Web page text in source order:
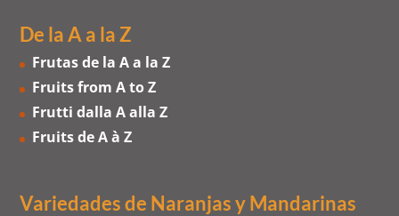
De la A a la Z
Frutas de la A a la Z
Fruits from A to Z
Frutti dalla A alla Z
Fruits de A à Z
Variedades de NaranjasyMandarinas